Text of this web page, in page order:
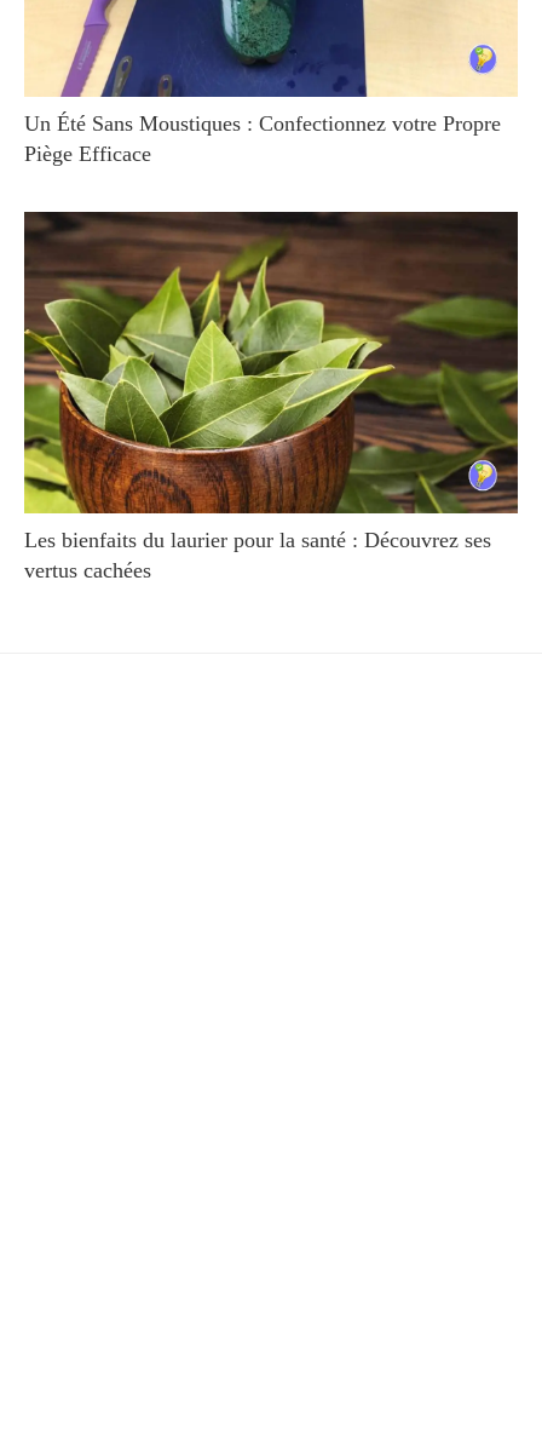
Un Été Sans Moustiques : Confectionnez votre Propre
Piège Efficace
Les bienfaits du laurier pour la santé : Découvrez ses
vertus cachées